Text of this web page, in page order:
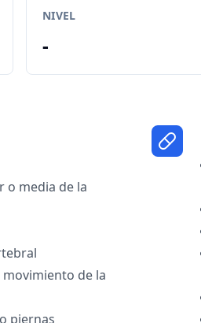
NIVEL
-
o media de la
de la
piernas